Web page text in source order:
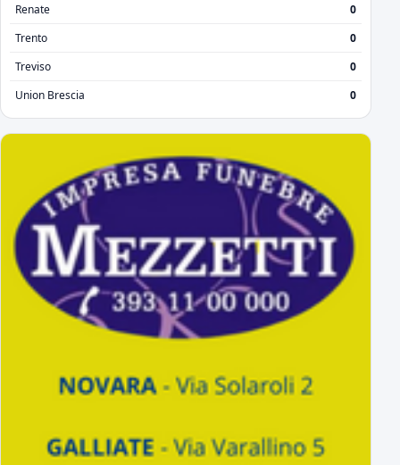
Renate
0
Trento
0
Treviso
0
Union Brescia
0